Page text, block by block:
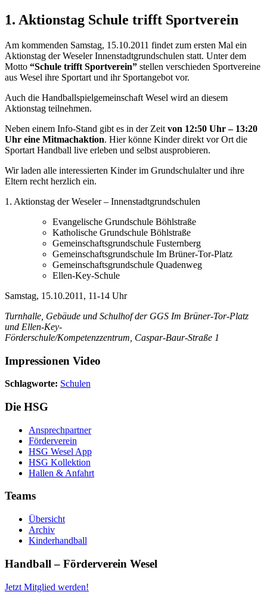
1. Aktionstag Schule trifft Sportverein
Am kommenden Samstag, 15.10.2011 findet zum ersten Mal ein
Aktionstag der Weseler Innenstadtgrundschulen statt. Unter dem
Motto “Schule trifft Sportverein” stellen verschieden Sportvereine
aus Wesel ihre Sportart und ihr Sportangebot vor.
Auch die Handballspielgemeinschaft Wesel wird an diesem
Aktionstag teilnehmen.
Neben einem Info-Stand gibt es in der Zeit von 12:50 Uhr – 13:20
Uhr eine Mitmachaktion. Hier könne Kinder direkt vor Ort die
Sportart Handball live erleben und selbst ausprobieren.
Wir laden alle interessierten Kinder im Grundschulalter und ihre
Eltern recht herzlich ein.
1. Aktionstag der Weseler – Innenstadtgrundschulen
Evangelische Grundschule Böhlstraße
Katholische Grundschule Böhlstraße
Gemeinschaftsgrundschule Fusternberg
Gemeinschaftsgrundschule Im Brüner-Tor-Platz
Gemeinschaftsgrundschule Quadenweg
Ellen-Key-Schule
Samstag, 15.10.2011, 11-14 Uhr
Turnhalle, Gebäude und Schulhof der GGS Im Brüner-Tor-Platz
und Ellen-Key-
Förderschule/Kompetenzzentrum, Caspar-Baur-Straße 1
Impressionen Video
Schlagworte: Schulen
Die HSG
Ansprechpartner
Förderverein
HSG Wesel App
HSG Kollektion
Hallen & Anfahrt
Teams
Übersicht
Archiv
Kinderhandball
Handball – Förderverein Wesel
Jetzt Mitglied werden!